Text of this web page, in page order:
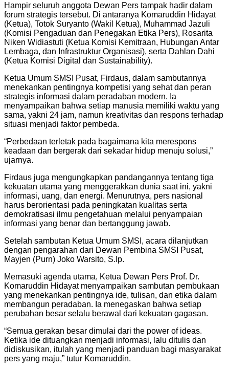
Hampir seluruh anggota Dewan Pers tampak hadir dalam
forum strategis tersebut. Di antaranya Komaruddin Hidayat
(Ketua), Totok Suryanto (Wakil Ketua), Muhammad Jazuli
(Komisi Pengaduan dan Penegakan Etika Pers), Rosarita
Niken Widiastuti (Ketua Komisi Kemitraan, Hubungan Antar
Lembaga, dan Infrastruktur Organisasi), serta Dahlan Dahi
(Ketua Komisi Digital dan Sustainability).
Ketua Umum SMSI Pusat, Firdaus, dalam sambutannya
menekankan pentingnya kompetisi yang sehat dan peran
strategis informasi dalam peradaban modern. Ia
menyampaikan bahwa setiap manusia memiliki waktu yang
sama, yakni 24 jam, namun kreativitas dan respons terhadap
situasi menjadi faktor pembeda.
“Perbedaan terletak pada bagaimana kita merespons
keadaan dan bergerak dari sekadar hidup menuju solusi,”
ujarnya.
Firdaus juga mengungkapkan pandangannya tentang tiga
kekuatan utama yang menggerakkan dunia saat ini, yakni
informasi, uang, dan energi. Menurutnya, pers nasional
harus berorientasi pada peningkatan kualitas serta
demokratisasi ilmu pengetahuan melalui penyampaian
informasi yang benar dan bertanggung jawab.
Setelah sambutan Ketua Umum SMSI, acara dilanjutkan
dengan pengarahan dari Dewan Pembina SMSI Pusat,
Mayjen (Purn) Joko Warsito, S.Ip.
Memasuki agenda utama, Ketua Dewan Pers Prof. Dr.
Komaruddin Hidayat menyampaikan sambutan pembukaan
yang menekankan pentingnya ide, tulisan, dan etika dalam
membangun peradaban. Ia menegaskan bahwa setiap
perubahan besar selalu berawal dari kekuatan gagasan.
“Semua gerakan besar dimulai dari the power of ideas.
Ketika ide dituangkan menjadi informasi, lalu ditulis dan
didiskusikan, itulah yang menjadi panduan bagi masyarakat
pers yang maju,” tutur Komaruddin.